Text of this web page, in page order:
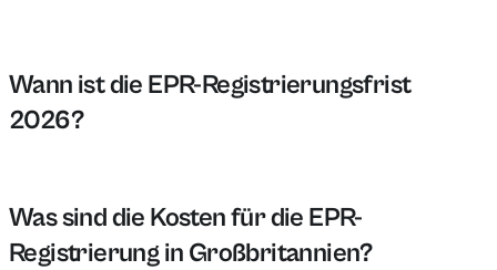
Wann ist die EPR-Registrierungsfrist
2026?
Was sind die Kosten für die EPR-
Registrierung in Großbritannien?